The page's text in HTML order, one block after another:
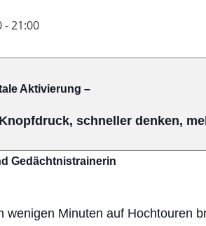
-21:00
Aktivierung –
schneller denken,
Gedächtnistrainerin
wenigen Minuten auf Hochtouren